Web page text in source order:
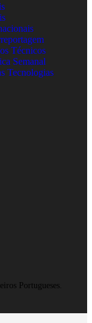
Técnicos
Semanal
Tecnologias
Portugueses.